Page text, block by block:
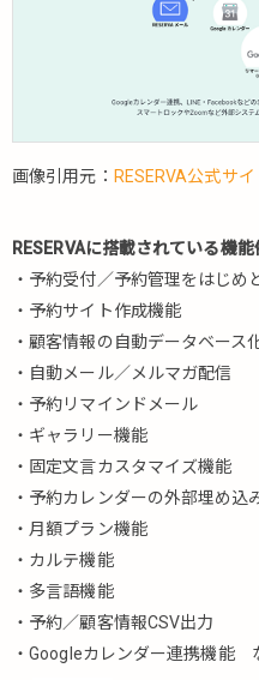
画像引用元： RESERVA公式サイ
RESERVAに搭載されている機能
・予約受付／予約管理をはじめ
・予約サイト作成機能
・顧客情報の自動データベース
・自動メール／メルマガ配信
・予約リマインドメール
・ギャラリー機能
・固定文言カスタマイズ機能
・予約カレンダーの外部埋め込
・月額プラン機能
・カルテ機能
・多言語機能
・予約／顧客情報CSV出力
・Googleカレンダー連携機能